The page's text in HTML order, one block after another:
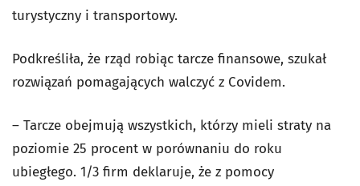
turystyczny i transportowy.
Podkreśliła, że rząd robiąc tarcze finansowe, szukał
rozwiązań pomagających walczyć z Covidem.
– Tarcze obejmują wszystkich, którzy mieli straty na
poziomie 25 procent w porównaniu do roku
ubiegłego. 1/3 firm deklaruje, że z pomocy